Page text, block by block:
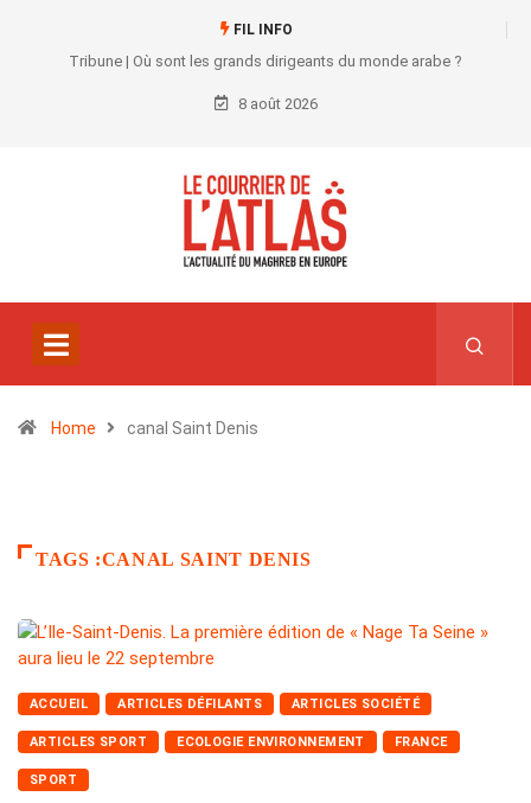
FIL INFO
Tribune | Où sont les grands dirigeants du monde arabe ?
8 août 2026
Home canal Saint Denis
TAGS :CANAL SAINT DENIS
ACCUEIL ARTICLES DÉFILANTS ARTICLES SOCIÉTÉ
ARTICLES SPORT ECOLOGIE ENVIRONNEMENT FRANCE
SPORT